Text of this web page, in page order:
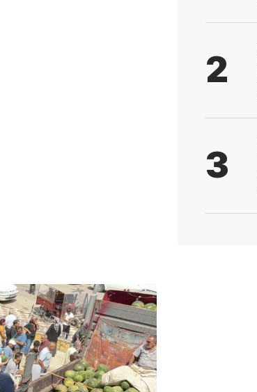
2
3